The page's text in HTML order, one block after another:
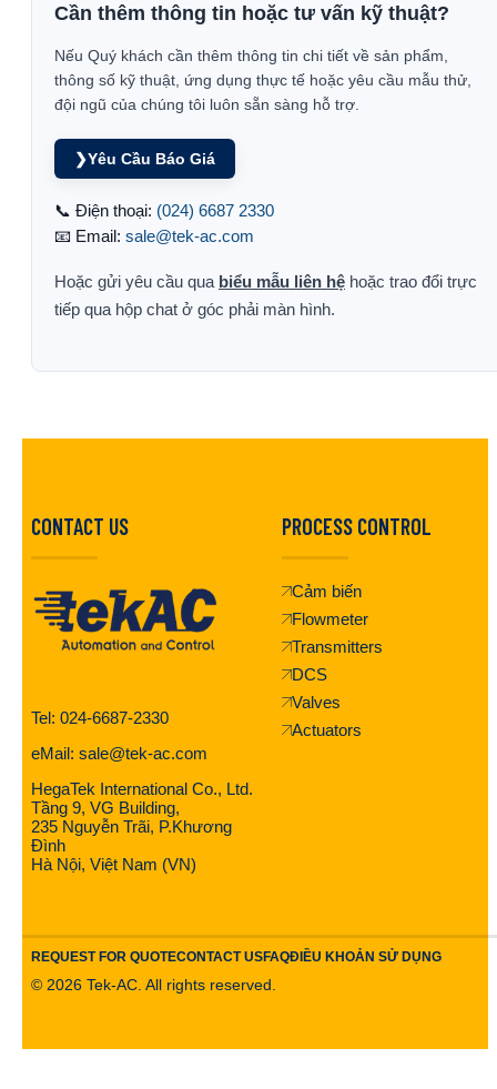
Cần thêm thông tin hoặc tư vấn kỹ thuật?
Nếu Quý khách cần thêm thông tin chi tiết về sản phẩm,
thông số kỹ thuật, ứng dụng thực tế hoặc yêu cầu mẫu thử,
đội ngũ của chúng tôi luôn sẵn sàng hỗ trợ.
❯Yêu Cầu Báo Giá
📞 Điện thoại: (024) 6687 2330
📧 Email: sale@tek-ac.com
Hoặc gửi yêu cầu qua biểu mẫu liên hệ hoặc trao đổi trực
tiếp qua hộp chat ở góc phải màn hình.
CONTACT US
Tel: 024-6687-2330
eMail: sale@tek-ac.com
HegaTek International Co., Ltd.
Tầng 9, VG Building,
235 Nguyễn Trãi, P.Khương
Đình
Hà Nội, Việt Nam (VN)
PROCESS CONTROL
Cảm biến
Flowmeter
Transmitters
DCS
Valves
Actuators
REQUEST FOR QUOTECONTACT USFAQĐIỀU KHOẢN SỬ DỤNG
© 2026 Tek-AC. All rights reserved.